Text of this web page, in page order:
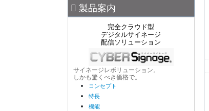
製品案内
完全クラウド型
デジタルサイネージ
配信ソリューション
サイネージレボリューション。
しかも驚くべき価格で。
コンセプト
特長
機能